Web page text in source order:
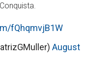
fQhqmvjB1W
August